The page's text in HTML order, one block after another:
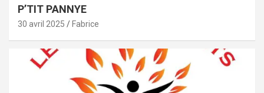
P’TIT PANNYE
30 avril 2025 Fabrice